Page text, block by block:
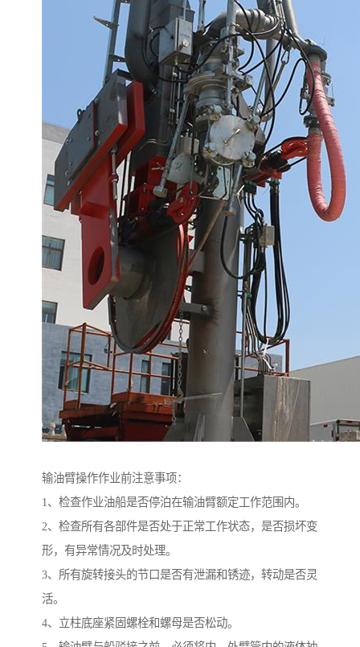
输油臂操作作业前注意事项：
1、检查作业油船是否停泊在输油臂额定工作范围内。
2、检查所有各部件是否处于正常工作状态，是否损坏变
形，有异常情况及时处理。
3、所有旋转接头的节口是否有泄漏和锈迹，转动是否灵
活。
4、立柱底座紧固螺栓和螺母是否松动。